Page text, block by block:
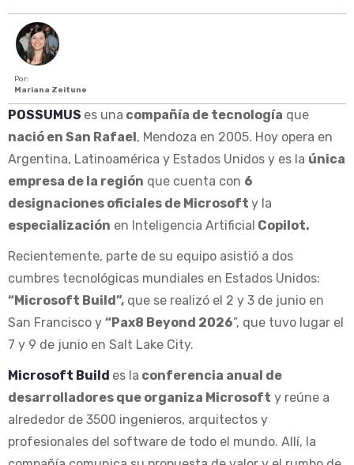
Por:
Mariana Zeitune
POSSUMUS es una compañía de tecnología que
nació en San Rafael, Mendoza en 2005. Hoy opera en
Argentina, Latinoamérica y Estados Unidos y es la única
empresa de la región que cuenta con 6
designaciones oficiales de Microsoft y la
especialización en Inteligencia Artificial Copilot.
Recientemente, parte de su equipo asistió a dos
cumbres tecnológicas mundiales en Estados Unidos:
“Microsoft Build”, que se realizó el 2 y 3 de junio en
San Francisco y “Pax8 Beyond 2026”, que tuvo lugar el
7 y 9 de junio en Salt Lake City.
Microsoft Build es la conferencia anual de
desarrolladores que organiza Microsoft y reúne a
alrededor de 3500 ingenieros, arquitectos y
profesionales del software de todo el mundo. Allí, la